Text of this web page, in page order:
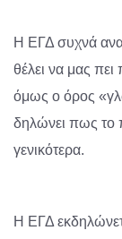
Η ΕΓΔ συχνά
θέλει να μας πει
όμως ο όρος
δηλώνει πως το
γενικότερα.
Η ΕΓΔ